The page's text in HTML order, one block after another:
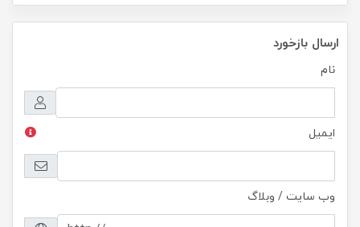
ارسال بازخورد
نام
ایمیل
وب سایت / وبلاگ